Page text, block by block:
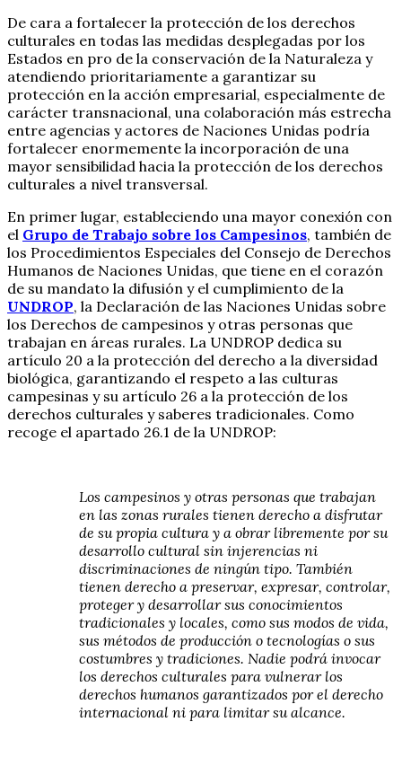
De cara a fortalecer la protección de los derechos
culturales en todas las medidas desplegadas por los
Estados en pro de la conservación de la Naturaleza y
atendiendo prioritariamente a garantizar su
protección en la acción empresarial, especialmente de
carácter transnacional, una colaboración más estrecha
entre agencias y actores de Naciones Unidas podría
fortalecer enormemente la incorporación de una
mayor sensibilidad hacia la protección de los derechos
culturales a nivel transversal.
En primer lugar, estableciendo una mayor conexión con
el Grupo de Trabajo sobre los Campesinos, también de
los Procedimientos Especiales del Consejo de Derechos
Humanos de Naciones Unidas, que tiene en el corazón
de su mandato la difusión y el cumplimiento de la
UNDROP, la Declaración de las Naciones Unidas sobre
los Derechos de campesinos y otras personas que
trabajan en áreas rurales. La UNDROP dedica su
artículo 20 a la protección del derecho a la diversidad
biológica, garantizando el respeto a las culturas
campesinas y su artículo 26 a la protección de los
derechos culturales y saberes tradicionales. Como
recoge el apartado 26.1 de la UNDROP:
Los campesinos y otras personas que trabajan
en las zonas rurales tienen derecho a disfrutar
de su propia cultura y a obrar libremente por su
desarrollo cultural sin injerencias ni
discriminaciones de ningún tipo. También
tienen derecho a preservar, expresar, controlar,
proteger y desarrollar sus conocimientos
tradicionales y locales, como sus modos de vida,
sus métodos de producción o tecnologías o sus
costumbres y tradiciones. Nadie podrá invocar
los derechos culturales para vulnerar los
derechos humanos garantizados por el derecho
internacional ni para limitar su alcance.